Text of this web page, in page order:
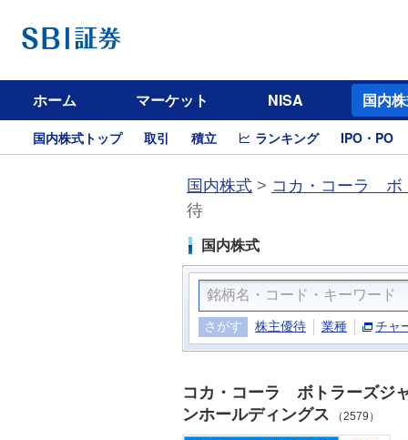
ホーム マーケット NISA 国内
国内株式トップ 取引 積立 ランキング IPO・PO
国内株式 > コカ・コーラ ボ
待
国内株式
さがす 株主優待 業種 チャ
コカ・コーラ ボトラーズジ
ンホールディングス （2579）